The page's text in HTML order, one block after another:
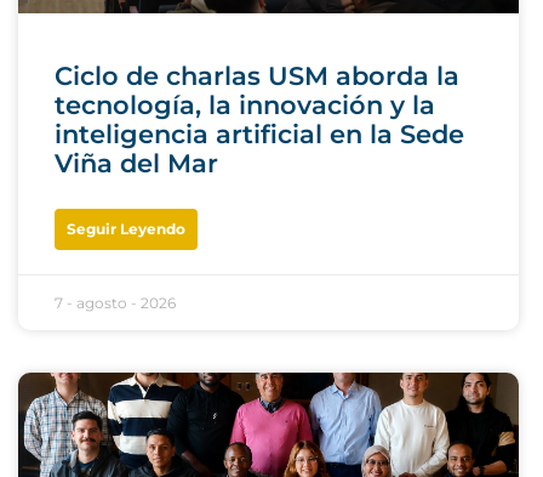
Ciclo de charlas USM aborda la
tecnología, la innovación y la
inteligencia artificial en la Sede
Viña del Mar
Seguir Leyendo
7 - agosto - 2026